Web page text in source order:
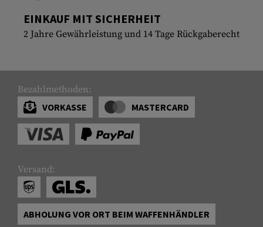
EINKAUF MIT SICHERHEIT
2 Jahre Gewährleistung und 14 Tage Rückgaberecht
Bezahlmethoden:
VORKASSE
MASTERCARD
Versand:
ABHOLUNG VOR ORT BEIM WAFFENHÄNDLER